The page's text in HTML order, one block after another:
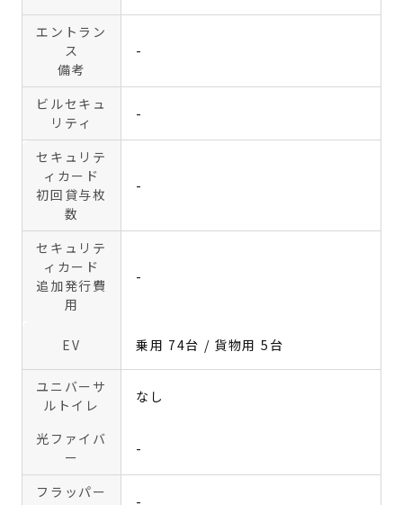
エントラン
ス
備考
-
ビルセキュ
リティ
-
セキュリテ
ィカード
初回貸与枚
数
-
セキュリテ
ィカード
追加発行費
用
-
EV 乗用 74台 / 貨物用 5台
ユニバーサ
ルトイレ
なし
光ファイバ
ー
-
フラッパー
-